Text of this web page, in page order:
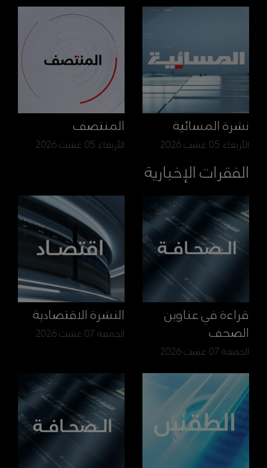
نشرة المسائية
الأربعاء 05 غشت 2026
المنتصف
الأربعاء 05 غشت 2026
الفقرات الإخبارية
قراءة في عناوين
الصحف
الجمعة 07 غشت 2026
النشرة الاقتصادية
الجمعة 07 غشت 2026